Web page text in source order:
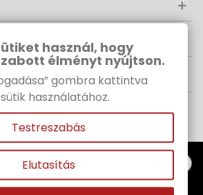
használ, hogy
élményt nyújtson.
gombra kattintva
használatához.
Testreszabás
Elutasítás